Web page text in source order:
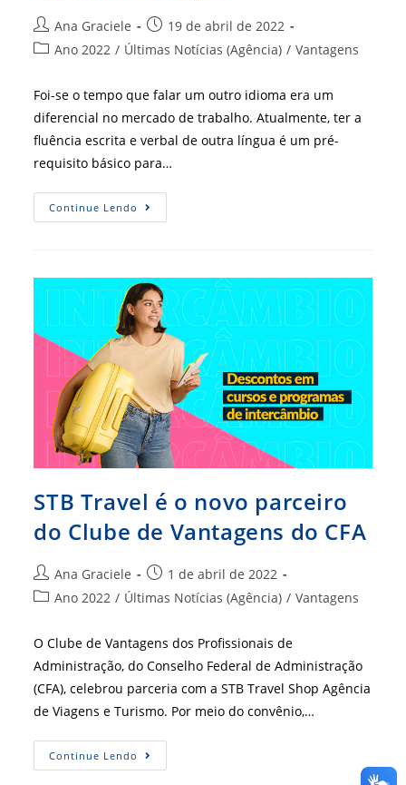
Autor
do
Ana Graciele
Post
publicado:
19 de abril de 2022
Categoria
post:
Ano 2022 / Últimas Notícias (Agência) / Vantagens
Foi-se o tempo que falar um outro idioma era um
diferencial no mercado de trabalho. Atualmente, ter a
fluência escrita e verbal de outra língua é um pré-
requisito básico para…
Continue Lendo Inglês
Ou
Profissionais
De
Administração
STB Travel é o novo parceiro
do Clube de Vantagens do CFA
Autor
do
Ana Graciele
Post
publicado:
1 de abril de 2022
Categoria
post:
Ano 2022 / Últimas Notícias (Agência) / Vantagens
O Clube de Vantagens dos Profissionais de
Administração, do Conselho Federal de Administração
(CFA), celebrou parceria com a STB Travel Shop Agência
de Viagens e Turismo. Por meio do convênio,…
Continue Lendo STB
Travel